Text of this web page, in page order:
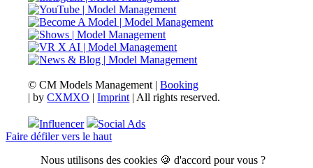
© CM Models Management |Booking
|byCXMXO |Imprint | All rights reserved.
Influencer
Social Ads
Faire défiler vers le haut
Nous utilisons des cookies 🍪 d'accord pour vous ?